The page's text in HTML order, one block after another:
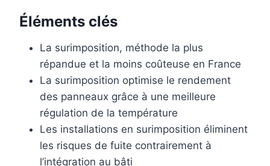
Éléments clés
La surimposition, méthode la plus
répandue et la moins coûteuse en France
La surimposition optimise le rendement
des panneaux grâce à une meilleure
régulation de la température
Les installations en surimposition éliminent
les risques de fuite contrairement à
l’intégration au bâti